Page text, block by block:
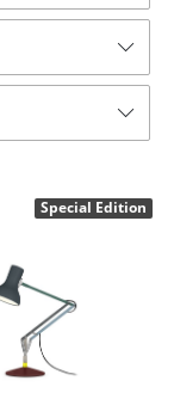
Special Edition